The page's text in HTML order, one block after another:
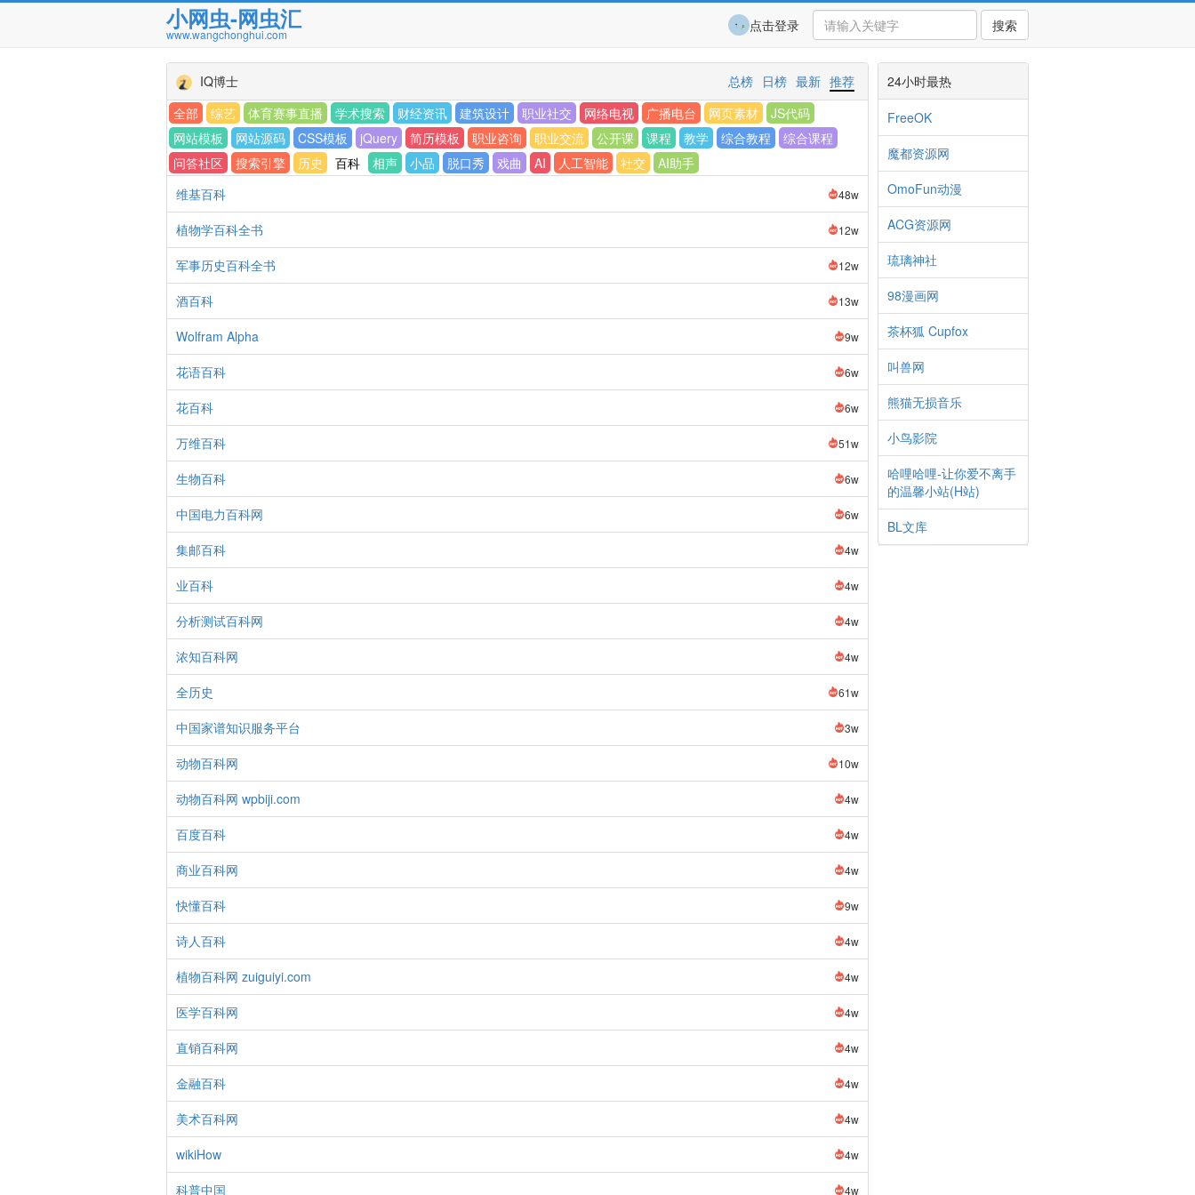
小网虫-网虫汇
www.wangchonghui.com 搜索
点击登录
IQ博士 推荐
最新
日榜
总榜
全部
综艺 体育赛事直播 学术搜索 财经资讯 建筑设计 职业社交 网络电视 广播电台 网页素材
JS代码
网站模板
网站源码 CSS模板 jQuery 简历模板 职业咨询 职业交流 公开课 课程 教学 综合教程
综合课程
问答社区
搜索引擎 历史 百科 相声 小品 脱口秀 戏曲 AI 人工智能 社交
AI助手
维基百科
48w
植物学百科全书 12w
军事历史百科全书 12w
酒百科 13w
Wolfram Alpha 9w
花语百科 6w
花百科 6w
万维百科 51w
生物百科 6w
中国电力百科网 6w
集邮百科 4w
业百科 4w
分析测试百科网 4w
浓知百科网 4w
全历史 61w
中国家谱知识服务平台 3w
动物百科网 10w
动物百科网 wpbiji.com 4w
百度百科 4w
商业百科网 4w
快懂百科 9w
诗人百科 4w
植物百科网 zuiguiyi.com 4w
医学百科网 4w
直销百科网 4w
金融百科 4w
美术百科网 4w
wikiHow 4w
科普中国 4w
24小时最热
FreeOK
魔都资源网
OmoFun动漫
ACG资源网
琉璃神社
98漫画网
茶杯狐 Cupfox
叫兽网
熊猫无损音乐
小鸟影院
哈哩哈哩-让你爱不离手
的温馨小站(H站)
BL文库